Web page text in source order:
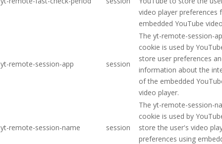
video player preferences
embedded YouTube
yt-remote-session-app session
The yt-remote-session-
cookie is used by
store user preferences
information about the
of the embedded
video player.
yt-remote-session-name session
The yt-remote-session-
cookie is used by
store the user's video
preferences using